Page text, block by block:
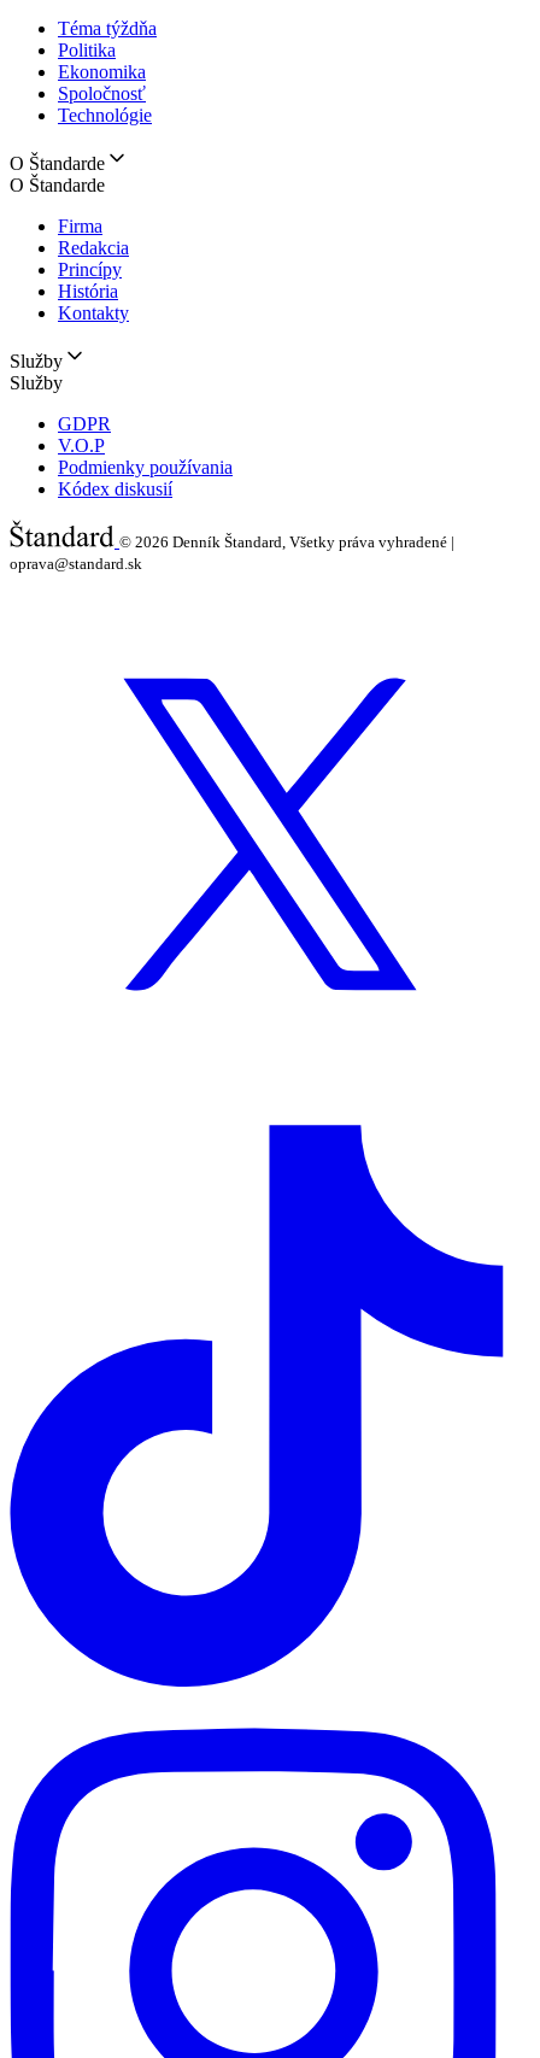
Téma týždňa
Politika
Ekonomika
Spoločnosť
Technológie
O Štandarde
O Štandarde
Firma
Redakcia
Princípy
História
Kontakty
Služby
Služby
GDPR
V.O.P
Podmienky používania
Kódex diskusií
© 2026 Denník Štandard, Všetky práva vyhradené |
oprava@standard.sk